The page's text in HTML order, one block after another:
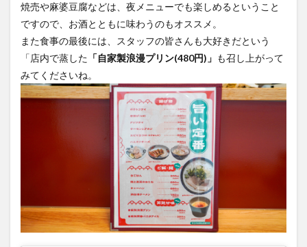
焼売や麻婆豆腐などは、夜メニューでも楽しめるということ
ですので、お酒とともに味わうのもオススメ。
また食事の最後には、スタッフの皆さんも大好きだという
「店内で蒸した 「自家製浪漫プリン(480円)」 も召し上がって
みてくださいね。